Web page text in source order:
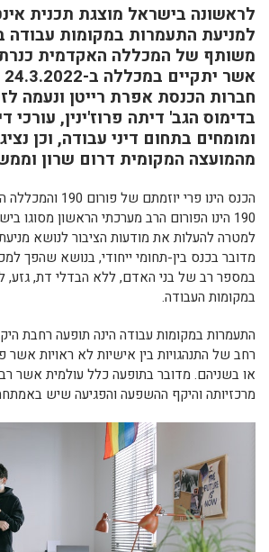
לראשונה בישראל מוצגת תכנית
למניעת התעמרות במקומות עבודה
חברות הכנסת אפרת רייטן ונעמה
בדימוס הגב' דיתה פרוז'ינין, עורכי
ומומחים בתחום דיני עבודה, וכן
מהמועצה המקומית דרום שרון
הכנס הינו פרי
190 הינו הפורום הרב מערכתי הראשון
למטרה להעלות את מודעות הציבור לנושא
מדובר בכנס בין-תחומי ייחודי, בנושא שהפך
במספר רב של בני האדם, ללא הבדלי דת, גזע,
במקומות העבודה.
התעמרות במקומות עבודה הינה תופעה רחבת
רחב של התנהגויות בין אישיות לא ראויות אשר
או בשניהם. מדובר בתופעה כלל עולמית אשר
מרכזיותה והיקף ההשפעה והפגיעה שיש